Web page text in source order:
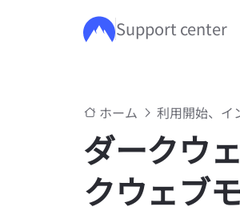
メインコンテンツにスキップ
Support center
ホーム 利用開始、イ
ダークウ
クウェブ